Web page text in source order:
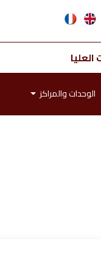
الوحدات والمراكز